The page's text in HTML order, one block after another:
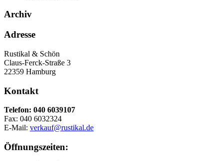
Archiv
Adresse
Rustikal & Schön
Claus-Ferck-Straße 3
22359 Hamburg
Kontakt
Telefon: 040 6039107
Fax: 040 6032324
E-Mail: verkauf@rustikal.de
Öffnungszeiten: